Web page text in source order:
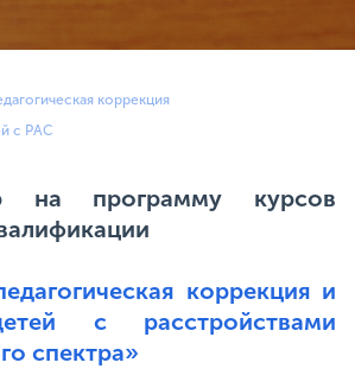
коррекция
с РАС
на программу курсов
коррекция и
с расстройствами
спектра»